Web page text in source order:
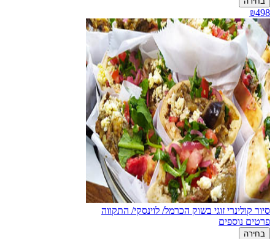
₪498
סיור קולינרי זוגי בשוק הכרמל/ לוינסקי/ התקווה
פרטים נוספים
בחירה